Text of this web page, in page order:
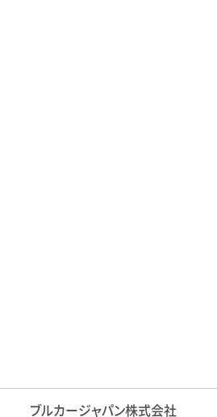
ブルカージャパン株式会社